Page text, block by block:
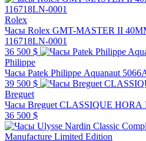
Rolex
Часы Rolex GMT-MASTER II
116718LN-0001
36 500 $
Philippe
Часы Patek Philippe Aquanaut
39 500 $
Breguet
Часы Breguet CLASSIQUE HORA
36 500 $